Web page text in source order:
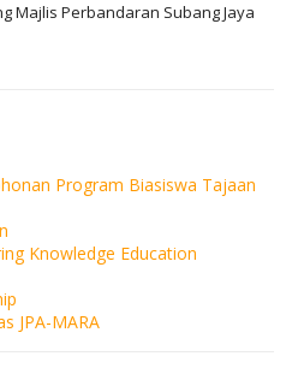
Majlis Perbandaran Subang Jaya
Program Biasiswa Tajaan
Knowledge Education
JPA-MARA